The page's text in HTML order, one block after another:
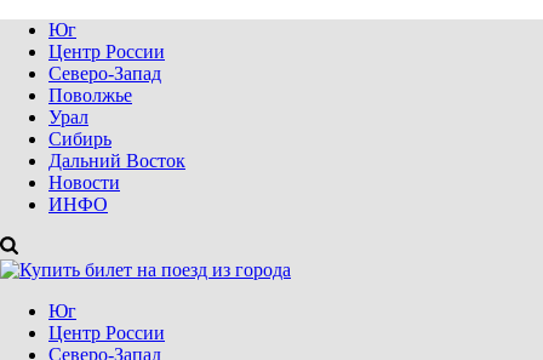
Юг
Центр России
Северо-Запад
Поволжье
Урал
Сибирь
Дальний Восток
Новости
ИНФО
Юг
Центр России
Северо-Запад